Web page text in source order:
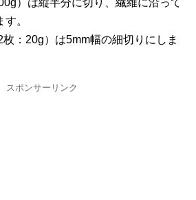
。
：20g）は5mm幅の細切りにしま
スポンサーリンク